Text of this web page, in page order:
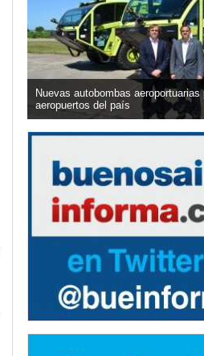
Nuevas autobombas aeroportuarias
aeropuertos del país